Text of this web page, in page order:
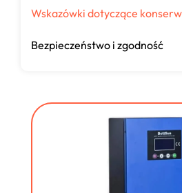
Wskazówki dotyczące
Bezpieczeństwo i zgodność